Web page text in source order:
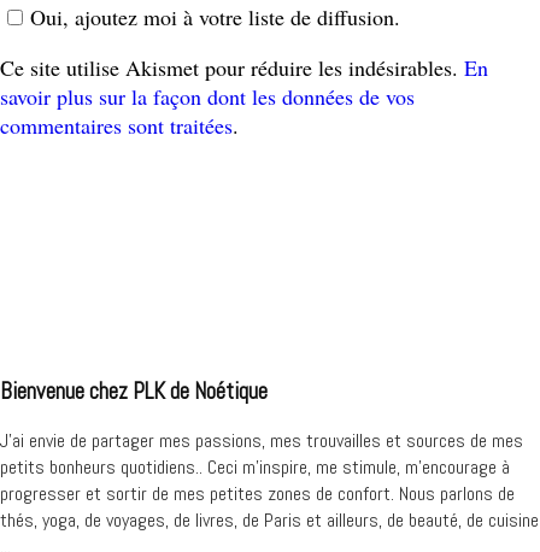
Oui, ajoutez moi à votre liste de diffusion.
Ce site utilise Akismet pour réduire les indésirables. En
savoir plus sur la façon dont les données de vos
commentaires sont traitées.
Bienvenue chez PLK de Noétique
J’ai envie de partager mes passions, mes trouvailles et sources de mes
petits bonheurs quotidiens.. Ceci m'inspire, me stimule, m'encourage à
progresser et sortir de mes petites zones de confort. Nous parlons de
thés, yoga, de voyages, de livres, de Paris et ailleurs, de beauté, de cuisine